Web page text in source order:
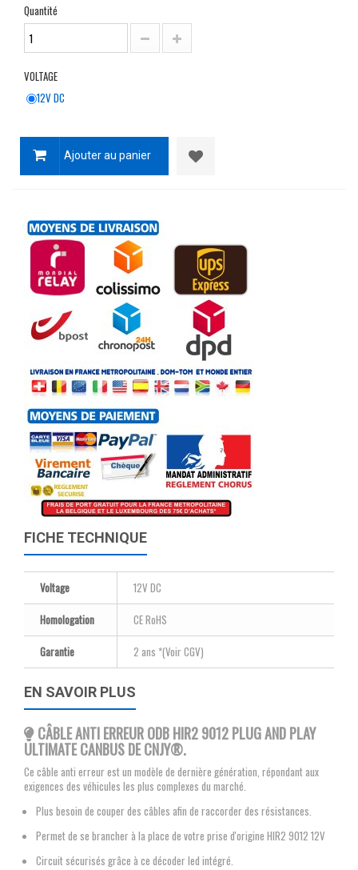
Quantité
VOLTAGE
12V DC
Ajouter au panier
FICHE TECHNIQUE
Voltage
12V DC
Homologation
CE RoHS
Garantie
2 ans *(Voir CGV)
EN SAVOIR PLUS
CÂBLE ANTI ERREUR ODB HIR2 9012 PLUG AND PLAY
ULTIMATE CANBUS DE CNJY®.
Ce câble anti erreur est un modèle de dernière génération, répondant aux
exigences des véhicules les plus complexes du marché.
Plus besoin de couper des câbles afin de raccorder des résistances.
Permet de se brancher à la place de votre prise d'origine HIR2 9012 12V
Circuit sécurisés grâce à ce décoder led intégré.